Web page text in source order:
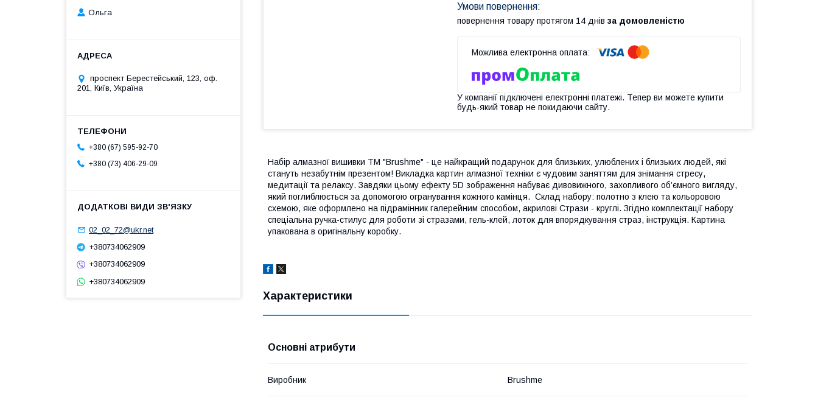
повернення товару протягом 14 днів за домовленістю
У компанії підключені електронні платежі. Тепер ви можете купити
будь-який товар не покидаючи сайту.
Набір алмазної вишивки ТМ "Brushme" - це найкращий подарунок для близьких, улюблених і близьких людей, які
стануть незабутнім презентом! Викладка картин алмазної техніки є чудовим заняттям для знімання стресу,
медитації та релаксу. Завдяки цьому ефекту 5D зображення набуває дивовижного, захопливого об’ємного вигляду,
який поглиблюється за допомогою огранування кожного камінця. Склад набору: полотно з клею та кольоровою
схемою, яке оформлено на підрамінник галерейним способом, акрилові Стрази - круглі. Згідно комплектації набору
спеціальна ручка-стилус для роботи зі стразами, гель-клей, лоток для впорядкування страз, інструкція. Картина
упакована в оригінальну коробку.
Характеристики
Основні атрибути
Виробник Brushme
Ольга
проспект Берестейський, 123, оф.
201, Київ, Україна
+380 (67) 595-92-70
+380 (73) 406-29-09
02_02_72@ukr.net
+380734062909
+380734062909
+380734062909